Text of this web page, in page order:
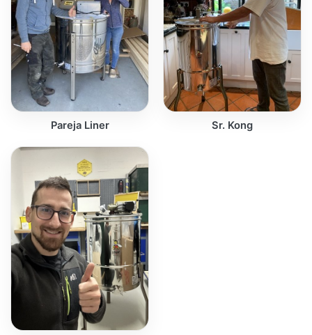
Pareja Liner Sr. Kong